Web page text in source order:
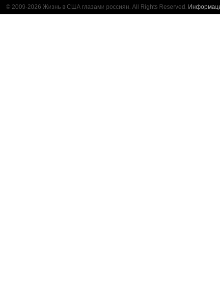
© 2009-2026 Жизнь в США глазами россиян. All Rights Reserved.